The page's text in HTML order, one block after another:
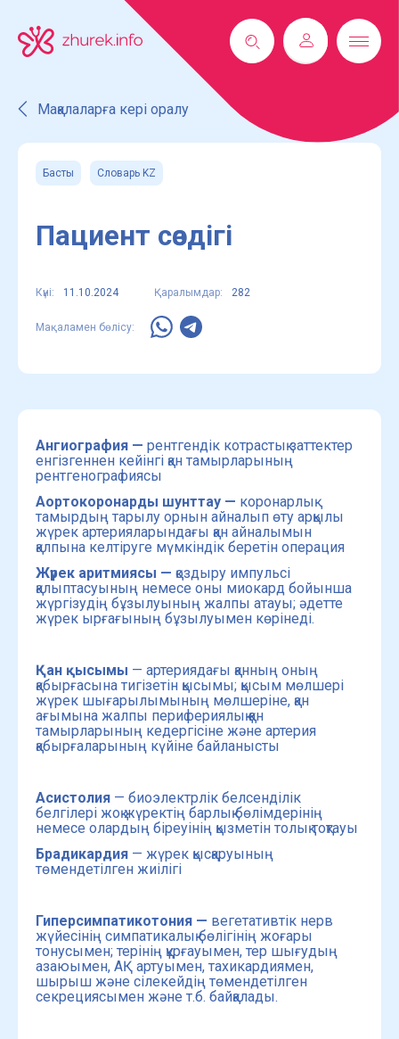
Мақалаларға кері оралу
Басты Словарь KZ
Пациент сөздігі
Күні: 11.10.2024 Қаралымдар: 282
Мақаламен бөлісу:
Ангиография — рентгендік котрастық заттектер
енгізгеннен кейінгі қан тамырларының
рентгенографиясы
Аортокоронарды шунттау — коронарлық
тамырдың тарылу орнын айналып өту арқылы
жүрек артерияларындағы қан айналымын
қалпына келтіруге мүмкіндік беретін операция
Жүрек аритмиясы — қоздыру импульсі
қалыптасуының немесе оны миокард бойынша
жүргізудің бұзылуының жалпы атауы; әдетте
жүрек ырғағының бұзылуымен көрінеді.
Қан қысымы — артериядағы қанның оның
қабырғасына тигізетін қысымы; қысым мөлшері
жүрек шығарылымының мөлшеріне, қан
ағымына жалпы перифериялық қан
тамырларының кедергісіне және артерия
қабырғаларының күйіне байланысты
Асистолия — биоэлектрлік белсенділік
белгілері жоқ жүректің барлық бөлімдерінің
немесе олардың біреуінің қызметін толық тоқтауы
Брадикардия — жүрек қысқаруының
төмендетілген жиілігі
Гиперсимпатикотония — вегетативтік нерв
жүйесінің симпатикалық бөлігінің жоғары
тонусымен; терінің құрғауымен, тер шығудың
азаюымен, АҚ артуымен, тахикардиямен,
шырыш және сілекейдің төмендетілген
секрециясымен және т.б. байқалады.